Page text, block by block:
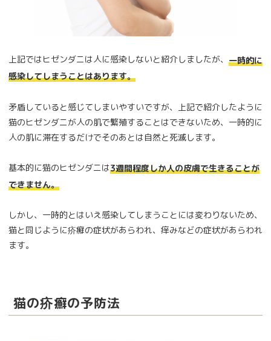
上記ではヒゼンダニは人に感染しないと紹介しましたが、 一時的に
感染してしまうことはあります。
矛盾していると感じてしまいやすいですが、上記で紹介したように
猫のヒゼンダニが人の肌で繁殖することはできないため、一時的に
人の肌に滞在するだけでそのあとは自然と死滅します。
基本的に猫のヒゼンダニは3週間程度しか人の皮膚で生きることが
できません。
しかし、一時的とはいえ感染してしまうことには変わりないため、
猫と同じように疥癬の症状があらわれ、痒みなどの症状があらわれ
ます。
猫の疥癬の予防法